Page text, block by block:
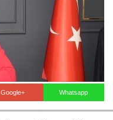
Google+ Whatsapp
KÜNYE
İLETİŞİM